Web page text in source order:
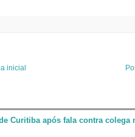
inicial
Curitiba após fala contra colega